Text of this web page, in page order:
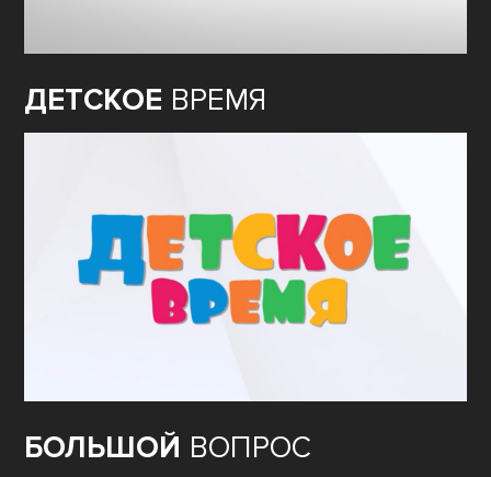
ДЕТСКОЕ ВРЕМЯ
БОЛЬШОЙ ВОПРОС